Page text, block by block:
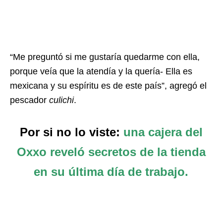
“Me preguntó si me gustaría quedarme con ella,
porque veía que la atendía y la quería- Ella es
mexicana y su espíritu es de este país”, agregó el
pescador culichi.
Por si no lo viste: una cajera del
Oxxo reveló secretos de la tienda
en su última día de trabajo.